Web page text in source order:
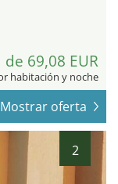
de 69,08 EUR
habitación y noche
Mostrar oferta
2